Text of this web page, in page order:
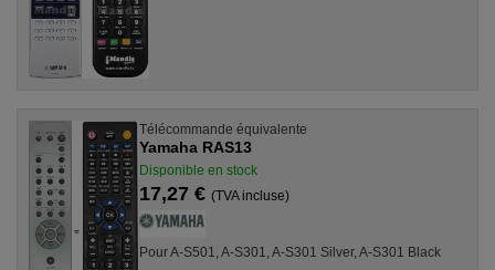
Télécommande équivalente
Yamaha RAS13
Disponible en stock
17,27 €(TVA incluse)
Pour A-S501, A-S301, A-S301 Silver, A-S301 Black